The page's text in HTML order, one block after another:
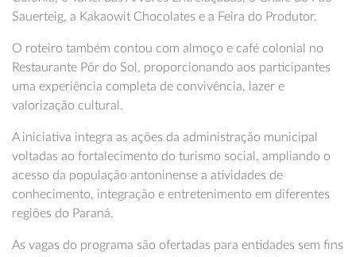
Sauerteig, a Kakaowit Chocolates e a Feira do Produtor.
O roteiro também contou com almoço e café colonial no
Restaurante Pôr do Sol, proporcionando aos participantes
uma experiência completa de convivência, lazer e
valorização cultural.
A iniciativa integra as ações da administração municipal
voltadas ao fortalecimento do turismo social, ampliando o
acesso da população antoninense a atividades de
conhecimento, integração e entretenimento em diferentes
regiões do Paraná.
As vagas do programa são ofertadas para entidades sem fins